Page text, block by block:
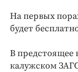
Погода
Праздники
На первых
будет
В предстоящее
калужском